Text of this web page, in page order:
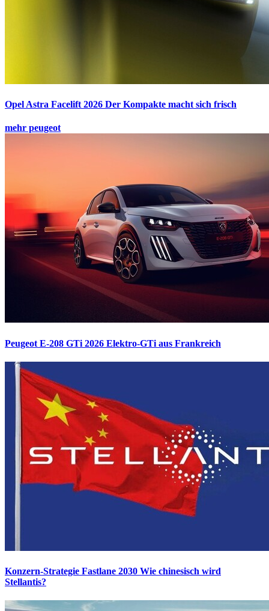
Opel Astra Facelift 2026 Der Kompakte macht sich frisch
mehr peugeot
Peugeot E-208 GTi 2026 Elektro-GTi aus Frankreich
Konzern-Strategie Fastlane 2030 Wie chinesisch wird
Stellantis?